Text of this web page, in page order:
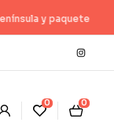
hasta 2kg)
0 0